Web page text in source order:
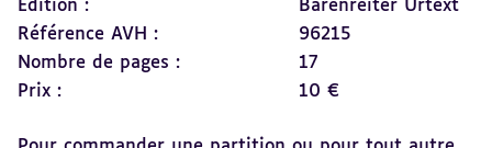
Édition :
Bärenreiter Urtext
Référence AVH :
96215
Nombre de pages :
17
Prix :
10 €